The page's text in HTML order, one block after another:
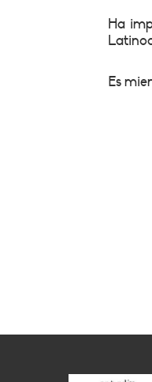
Ha
Es